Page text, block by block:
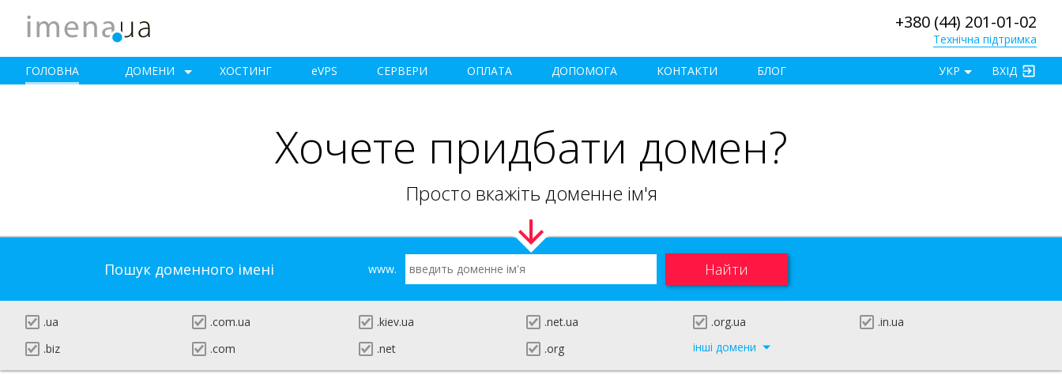
+380 (44) 201-01-02
Технічна підтримка
ГОЛОВНА ДОМЕНИ ХОСТИНГ eVPS СЕРВЕРИ ОПЛАТА ДОПОМОГА КОНТАКТИ БЛОГ ВХІД
УКР
Хочете придбати домен?
Просто вкажіть доменне ім'я
Пошук доменного імені www.
.ua .com.ua .kiev.ua .net.ua .org.ua
.in.ua
.biz
.com .net .org інші домени